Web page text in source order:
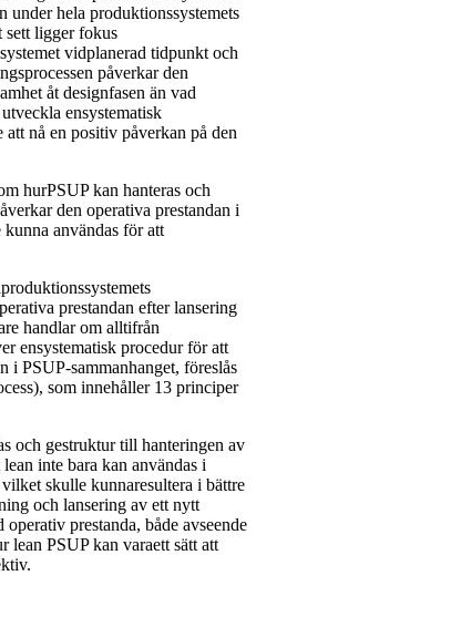
under hela produktionssystemets
sett ligger fokus
vidplanerad tidpunkt och
påverkar den
åt designfasen än vad
ensystematisk
nå en positiv påverkan på den
hurPSUP kan hanteras och
den operativa prestandan i
användas för att
prestandan efter lansering
handlar om alltifrån
ensystematisk procedur för att
i PSUP-sammanhanget, föreslås
som innehåller 13 principer
och gestruktur till hanteringen av
inte bara kan användas i
skulle kunnaresultera i bättre
och lansering av ett nytt
prestanda, både avseende
PSUP kan varaett sätt att